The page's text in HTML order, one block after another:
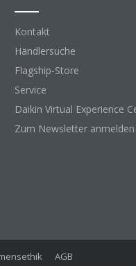
Kontakt
Händlersuche
Flagship-Store
Service
Daikin Virtual Experience
Zum Newsletter anmelden
AGB